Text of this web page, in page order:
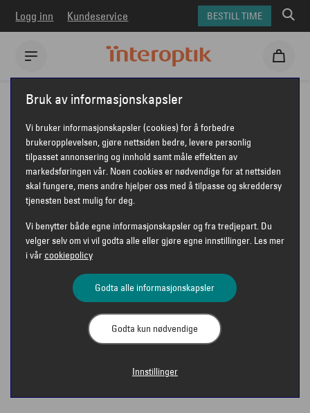
Logg inn Kundeservice BESTILL TIME
Interoptik Solbriller Jean Paul solbriller
JEAN PAUL JPS142
JEAN PAUL
Bruk av informasjonskapsler
Vi bruker informasjonskapsler (cookies) for å forbedre
brukeropplevelsen, gjøre nettsiden bedre, levere personlig
tilpasset annonsering og innhold samt måle effekten av
markedsføringen vår. Noen cookies er nødvendige for at nettsiden
skal fungere, mens andre hjelper oss med å tilpasse og skreddersy
tjenesten best mulig for deg.
Vi benytter både egne informasjonskapsler og fra tredjepart. Du
velger selv om vi vil godta alle eller gjøre egne innstillinger. Les mer
i vår cookiepolicy
Godta alle informasjonskapsler
Godta kun nødvendige
Innstillinger